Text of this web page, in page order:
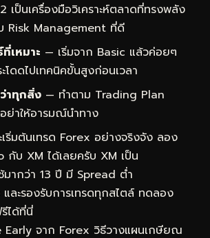
ป็นเครื่องมือวิเคราะห์ตลาดที่ทรงพลัง
Risk Management ที่ดี
เหมาะ — เริ่มจาก Basic แล้วค่อยๆ
โดดไปเทคนิคขั้นสูงก่อนเวลา
าทุกสิ่ง — ทำตาม Trading Plan
ย่าให้อารมณ์นำทาง
ริ่มต้นเทรด Forex อย่างจริงจัง ลอง
บ XM ได้เลยครับ XM เป็น
มากว่า 13 ปี มี Spread ต่ำ
ละรองรับการเทรดทุกสไตล์ ทดลอง
ได้ที่นี่
Early จาก Forex วิธีวางแผนเกษียณ